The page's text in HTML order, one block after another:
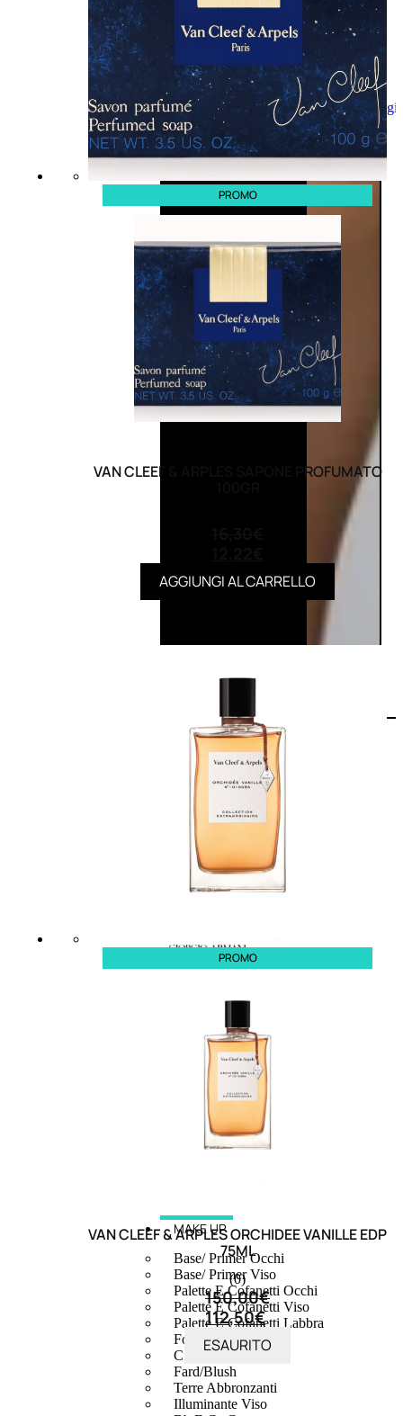
Aggiungi
al
carrello
MAKE UP
Base/ Primer Occhi
Base/ Primer Viso
Palette E Cofanetti Occhi
Palette E Cofanetti Viso
Palette E Cofanetti Labbra
Fondotinta
Cipria
Fard/Blush
Terre Abbronzanti
Illuminante Viso
PROMO
VAN CLEEF & ARPLES SAPONE PROFUMATO
AGGIUNGI AL CARRELLO
PROMO
VAN CLEEF & ARPLES ORCHIDEE VANILLE EDP
75ML
(0)
150,00€
112,50€
ESAURITO